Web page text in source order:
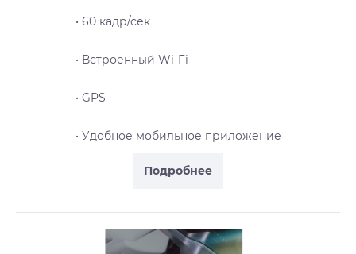
Подробнее
• 60 кадр/сек
• Встроенный Wi-Fi
• GPS
• Удобное мобильное приложение